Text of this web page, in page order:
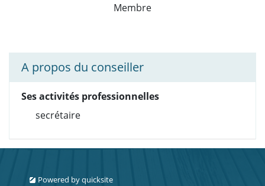
Membre
A propos du conseiller
Ses activités professionnelles
secrétaire
Powered byquicksite